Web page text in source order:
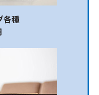
各種